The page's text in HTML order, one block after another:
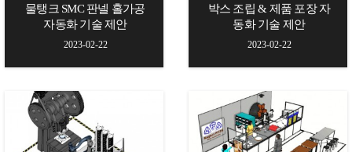
물탱크 SMC 판넬 홀가공
자동화 기술 제안
2023-02-22
박스 조립 & 제품 포장 자
동화 기술 제안
2023-02-22